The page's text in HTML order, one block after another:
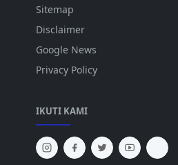
Sitemap
Disclaimer
Google News
Privacy Policy
IKUTI KAMI